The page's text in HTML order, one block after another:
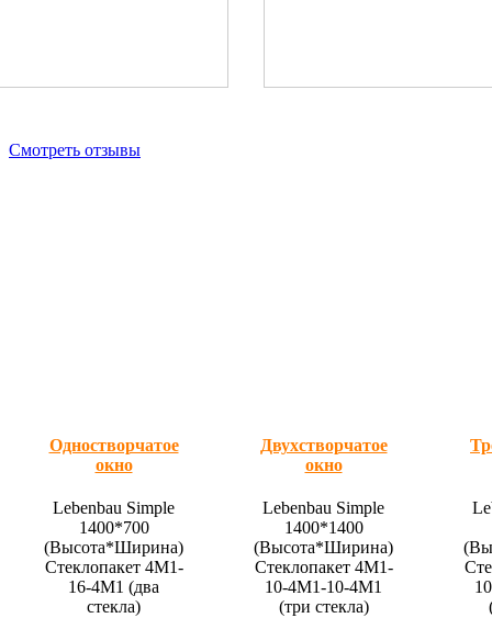
Смотреть отзывы
Одностворчатое
окно
Lebenbau Simple
1400*700
(Высота*Ширина)
Стеклопакет 4М1-
16-4М1 (два
стекла)
Двухстворчатое
окно
Lebenbau Simple
1400*1400
(Высота*Ширина)
Стеклопакет 4М1-
10-4М1-10-4М1
(три стекла)